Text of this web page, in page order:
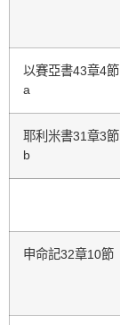
以賽亞書43章4節
a
耶利米書31章3節
b
申命記32章10節